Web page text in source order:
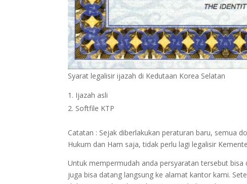
Syarat legalisir ijazah di Kedutaan Korea Selatan
Ijazah asli
Softfile KTP
Catatan : Sejak diberlakukan peraturan baru, semua
Hukum dan Ham saja, tidak perlu lagi legalisir
Untuk mempermudah anda persyaratan tersebut bisa
juga bisa datang langsung ke alamat kantor kami.